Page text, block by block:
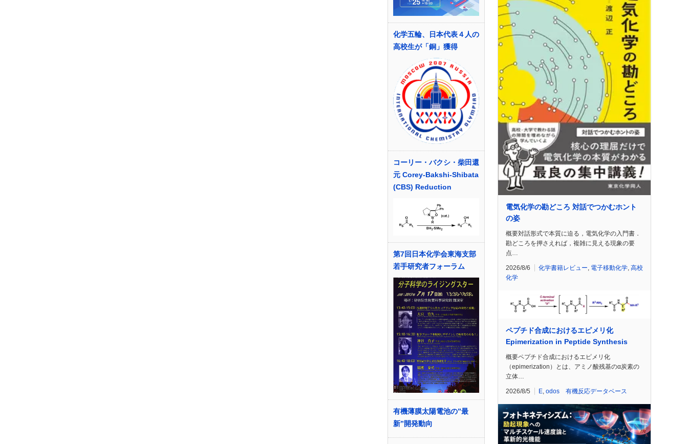
化学五輪、日本代表４人の
高校生が「銅」獲得
コーリー・バクシ・柴田還
元 Corey-Bakshi-Shibata
(CBS) Reduction
第7回日本化学会東海支部
若手研究者フォーラム
有機薄膜太陽電池の”最
新”開発動向
電気化学の勘どころ 対話でつかむホント
の姿
概要対話形式で本質に迫る，電気化学の入門書．
勘どころを押さえれば，複雑に見える現象の要
点…
2026/8/6 化学書籍レビュー 電子移動化学 高校
化学
ペプチド合成におけるエピメリ化
Epimerization in Peptide Synthesis
概要ペプチド合成におけるエピメリ化
（epimerization）とは、アミノ酸残基のα炭素の
立体…
2026/8/5 E odos 有機反応データベース